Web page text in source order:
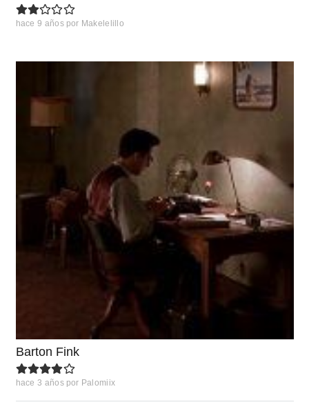
hace 9 años por Makelelillo
Barton Fink
hace 3 años por Palomiix